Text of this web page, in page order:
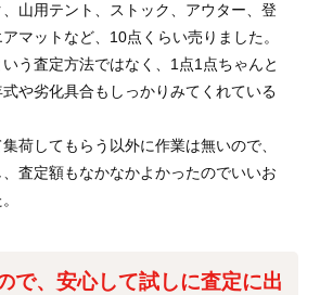
山用テント、ストック、アウター、登
マットなど、10点くらい売りました。
う査定方法ではなく、1点1点ちゃんと
や劣化具合もしっかりみてくれている
荷してもらう以外に作業は無いので、
査定額もなかなかよかったのでいいお
で、安心して試しに査定に出